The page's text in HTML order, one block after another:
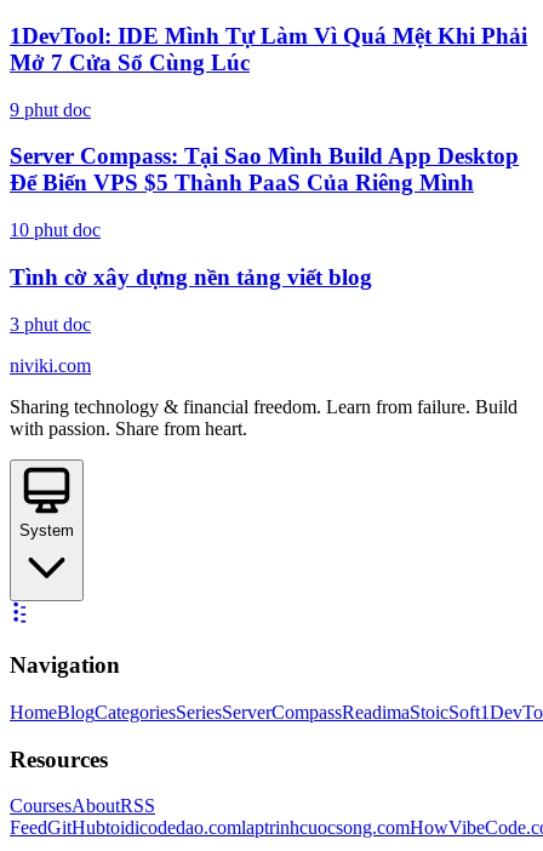
1DevTool: IDE Mình Tự Làm Vì Quá Mệt Khi Phải
Mở 7 Cửa Sổ Cùng Lúc
9 phut doc
Server Compass: Tại Sao Mình Build App Desktop
Để Biến VPS $5 Thành PaaS Của Riêng Mình
10 phut doc
Tình cờ xây dựng nền tảng viết blog
3 phut doc
niviki.com
Sharing technology & financial freedom. Learn from failure. Build
with passion. Share from heart.
System
Navigation
HomeBlogCategoriesSeriesServerCompassReadimaStoicSoft
Resources
CoursesAboutRSS
FeedGitHubtoidicodedao.comlaptrinhcuocsong.com